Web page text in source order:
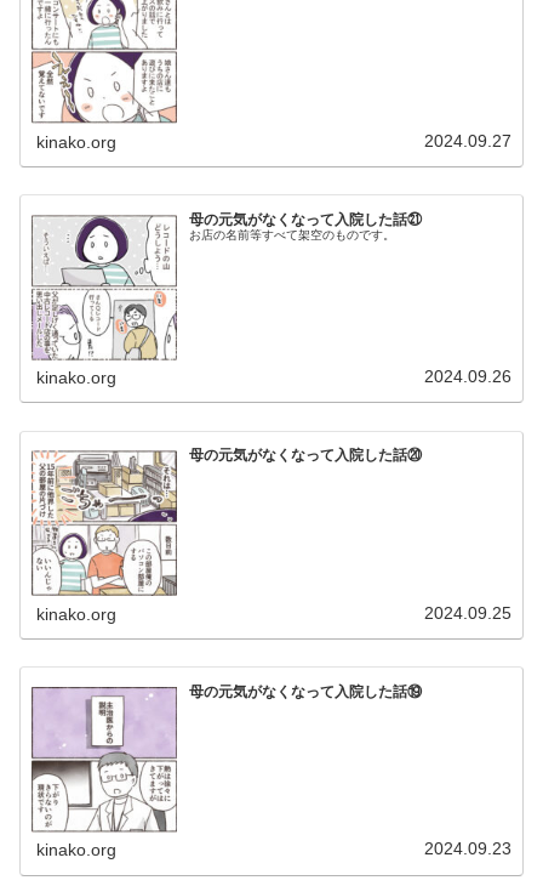
kinako.org 2024.09.27
母の元気がなくなって入院した話㉑
お店の名前等すべて架空のものです。
kinako.org 2024.09.26
母の元気がなくなって入院した話⑳
kinako.org 2024.09.25
母の元気がなくなって入院した話⑲
kinako.org 2024.09.23